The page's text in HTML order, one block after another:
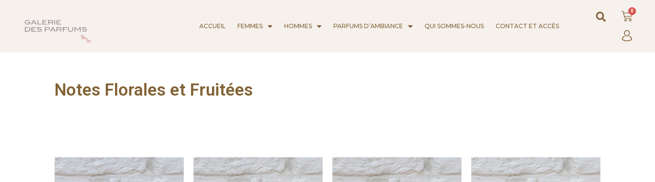
ACCUEIL FEMMES HOMMES PARFUMS D’AMBIANCE QUI SOMMES-NOUS CONTACT ET ACCÈS
Notes Florales et Fruitées